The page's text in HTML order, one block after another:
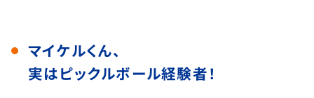
マイケルくん、
実はピックルボール経験者！